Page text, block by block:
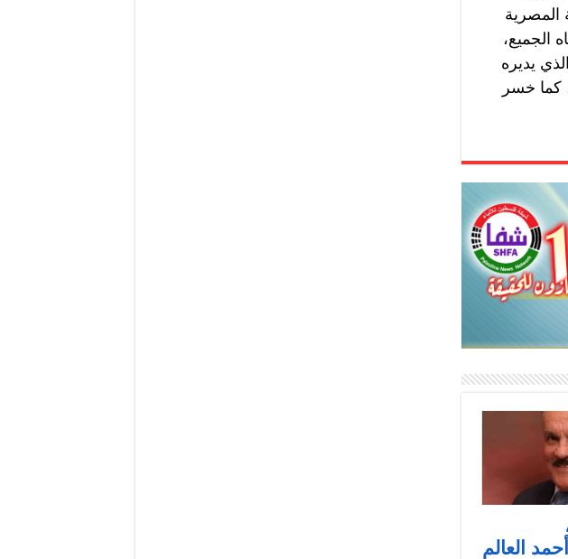
المصرية
الجميع،
يديره
كما خسر
العالم